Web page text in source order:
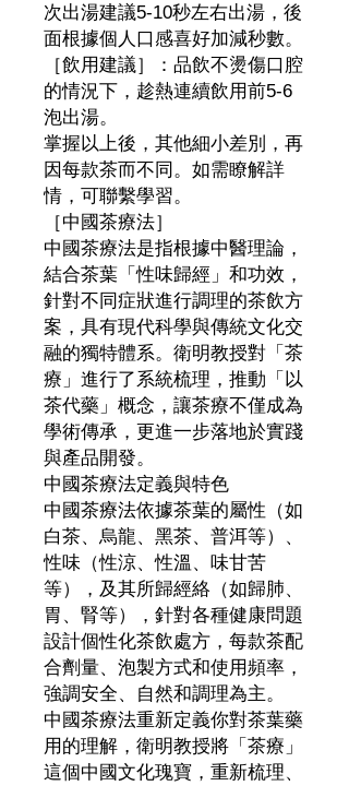
次出湯建議5-10秒左右出湯，後
面根據個人口感喜好加減秒數。
［飲用建議］：品飲不燙傷口腔
的情況下，趁熱連續飲用前5-6
泡出湯。
掌握以上後，其他細小差別，再
因每款茶而不同。如需瞭解詳
情，可聯繫學習。
［中國茶療法］
中國茶療法是指根據中醫理論，
結合茶葉「性味歸經」和功效，
針對不同症狀進行調理的茶飲方
案，具有現代科學與傳統文化交
融的獨特體系。衛明教授對「茶
療」進行了系統梳理，推動「以
茶代藥」概念，讓茶療不僅成為
學術傳承，更進一步落地於實踐
與產品開發。
中國茶療法定義與特色
中國茶療法依據茶葉的屬性（如
白茶、烏龍、黑茶、普洱等）、
性味（性涼、性溫、味甘苦
等），及其所歸經絡（如歸肺、
胃、腎等），針對各種健康問題
設計個性化茶飲處方，每款茶配
合劑量、泡製方式和使用頻率，
強調安全、自然和調理為主。
中國茶療法重新定義你對茶葉藥
用的理解，衛明教授將「茶療」
這個中國文化瑰寶，重新梳理、